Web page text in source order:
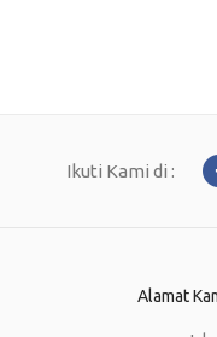
Ikuti Kami di :
Alamat